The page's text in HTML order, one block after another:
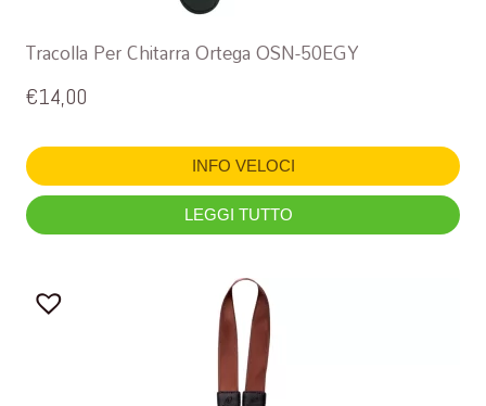
Tracolla Per Chitarra Ortega OSN-50EGY
€14,00
INFO VELOCI
LEGGI TUTTO